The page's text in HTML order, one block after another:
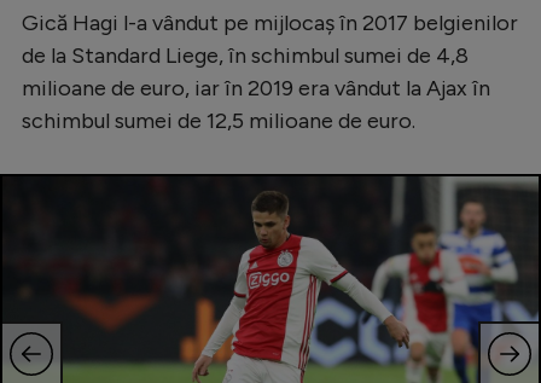
Gică Hagi l-a vândut pe mijlocaș în 2017 belgienilor
de la Standard Liege, în schimbul sumei de 4,8
milioane de euro, iar în 2019 era vândut la Ajax în
schimbul sumei de 12,5 milioane de euro.